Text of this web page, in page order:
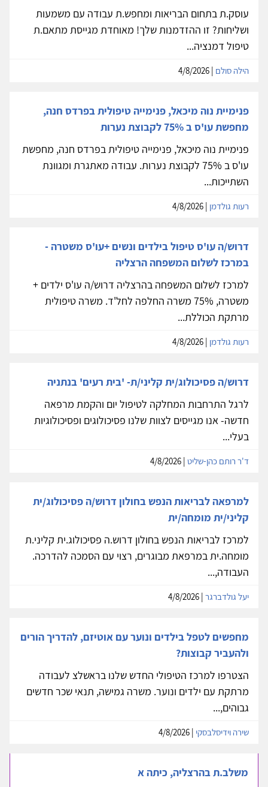
עוסק.ת בתחום הבריאות ומחפש.ת עבודה עם משמעות
ושליחות? זו ההזדמנות שלך! מאוחדת מגייסת מתאם.ת
טיפול דמנציה...
הילה סולם
פנימיית נוה מיכאל, פנימייה טיפולית בפרדס חנה,
מחפשת עו'ס ב 75% לקבוצת נערות
פנימיית נוה מיכאל, פנימייה טיפולית בפרדס חנה, מחפשת
עו'ס ב 75% לקבוצת נערות. עבודה מאתגרת ומגוונת
השתייכות...
רעות גולדמן
דרוש/ה עו'ס טיפול בילדים ונשים +עו'ס משטרה -
במרכז לשלום המשפחה הרצליה
למרכז לשלום המשפחה בהרצליה דרוש/ה עו'ס ילדים +
משטרה, 75% משרה החלפה לחל'ד. משרה טיפולית
מרתקת הכוללת...
רעות גולדמן
דרוש/ה פסיכולוג/ית קליני/ת- 'בית רעים' בנתניה
לרגל התרחבות המחלקה לטיפול יום והקמת מרפאה
חדשה- אנו מגייסים לצוות שלנו פסיכולוגים ופסיכולוגיות
בעלי...
ד'ר רותם כהן-שליט
למרפאה לבריאות הנפש בחולון דרוש/ה פסיכולוג/ית
קליני/ית מומחה/ית
למרכז לבריאות הנפש בחולון דרוש.ה פסיכולוג.ית קליני.ת
מומחה.ית במרפאת מבוגרים, רצוי עם הסמכה להדרכה.
העבודה,...
יעל גולדברגר
מחפשים לטפל בילדים ונוער עם אוטיזם, להדריך הורים
ולהעביר קבוצות?
הצטרפו למרכז הטיפולי החדש שלנו בראשלצ לעבודה
מרתקת עם ילדים ונוער. משרה גמישה, תנאי שכר חדשים
גבוהים,...
שירה וידיסלבסקי
משלב.ת בהרצליה, כיתה א